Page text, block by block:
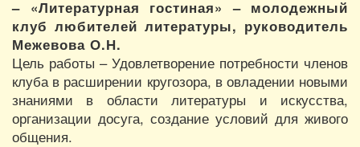
– «Литературная гостиная» – молодежный
клуб любителей литературы, руководитель
Межевова О.Н.
Цель работы – Удовлетворение потребности членов
клуба в расширении кругозора, в овладении новыми
знаниями в области литературы и искусства,
организации досуга, создание условий для живого
общения.